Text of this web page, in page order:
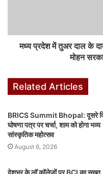
ने बताया कि विजिट में उन्हें उन्नत
जानकारी मिली। नेटवर्किंग,
पहचान हुई। यह दौरा इस बात का
देश की आर्थिक प्रगति में महत्वपूर्ण
रोजगार सृजन व सामाजिक विकास
मध्य प्रदेश में तुअर दाल के
मोहन
Related Articles
BRICS Summit Bhopal: दूसरे
घोषणा पत्र पर चर्चा, शाम को होगा भव्य
सांस्कृतिक महोत्सव
August 6, 2026
देशभर के लॉ कॉलेजों पर BCI का सख्त